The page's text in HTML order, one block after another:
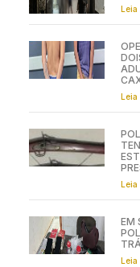
Leia
Leia
Leia
EM
Leia